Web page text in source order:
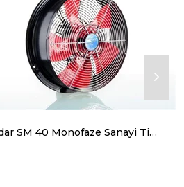
Dündar SM 40 Monofaze Sanayi Tipi Aksiyal Aspiratör 4500 m³ 1400 RPM